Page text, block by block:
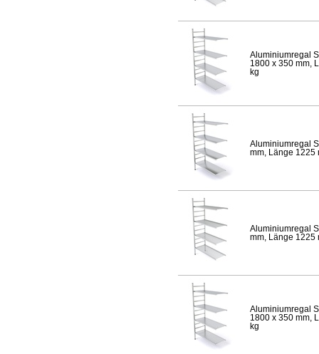
Aluminiumregal
1800 x 350 mm,
kg
Aluminiumregal
mm, Länge 1225
Aluminiumregal
mm, Länge 1225
Aluminiumregal
1800 x 350 mm,
kg